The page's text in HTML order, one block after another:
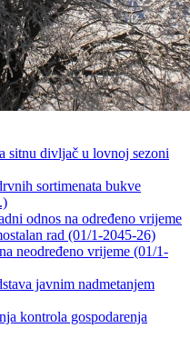
sitnu divljač u lovnoj sezoni
sortimenata bukve
odnos na određeno vrijeme
rad (01/1-2045-26)
neodređeno vrijeme (01/1-
javnim nadmetanjem
kontrola gospodarenja